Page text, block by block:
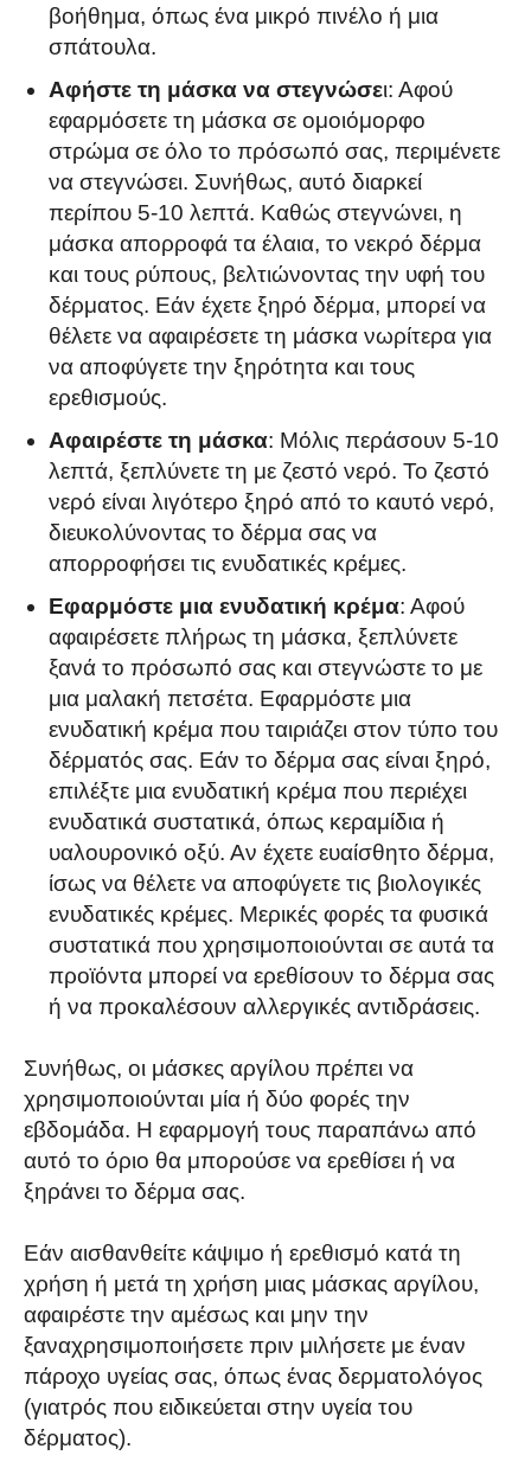
βοήθημα, όπως ένα μικρό πινέλο ή μια
σπάτουλα.
Αφήστε τη μάσκα να στεγνώσει: Αφού
εφαρμόσετε τη μάσκα σε ομοιόμορφο
στρώμα σε όλο το πρόσωπό σας, περιμένετε
να στεγνώσει. Συνήθως, αυτό διαρκεί
περίπου 5-10 λεπτά. Καθώς στεγνώνει, η
μάσκα απορροφά τα έλαια, το νεκρό δέρμα
και τους ρύπους, βελτιώνοντας την υφή του
δέρματος. Εάν έχετε ξηρό δέρμα, μπορεί να
θέλετε να αφαιρέσετε τη μάσκα νωρίτερα για
να αποφύγετε την ξηρότητα και τους
ερεθισμούς.
Αφαιρέστε τη μάσκα: Μόλις περάσουν 5-10
λεπτά, ξεπλύνετε τη με ζεστό νερό. Το ζεστό
νερό είναι λιγότερο ξηρό από το καυτό νερό,
διευκολύνοντας το δέρμα σας να
απορροφήσει τις ενυδατικές κρέμες.
Εφαρμόστε μια ενυδατική κρέμα: Αφού
αφαιρέσετε πλήρως τη μάσκα, ξεπλύνετε
ξανά το πρόσωπό σας και στεγνώστε το με
μια μαλακή πετσέτα. Εφαρμόστε μια
ενυδατική κρέμα που ταιριάζει στον τύπο του
δέρματός σας. Εάν το δέρμα σας είναι ξηρό,
επιλέξτε μια ενυδατική κρέμα που περιέχει
ενυδατικά συστατικά, όπως κεραμίδια ή
υαλουρονικό οξύ. Αν έχετε ευαίσθητο δέρμα,
ίσως να θέλετε να αποφύγετε τις βιολογικές
ενυδατικές κρέμες. Μερικές φορές τα φυσικά
συστατικά που χρησιμοποιούνται σε αυτά τα
προϊόντα μπορεί να ερεθίσουν το δέρμα σας
ή να προκαλέσουν αλλεργικές αντιδράσεις.
Συνήθως, οι μάσκες αργίλου πρέπει να
χρησιμοποιούνται μία ή δύο φορές την
εβδομάδα. Η εφαρμογή τους παραπάνω από
αυτό το όριο θα μπορούσε να ερεθίσει ή να
ξηράνει το δέρμα σας.
Εάν αισθανθείτε κάψιμο ή ερεθισμό κατά τη
χρήση ή μετά τη χρήση μιας μάσκας αργίλου,
αφαιρέστε την αμέσως και μην την
ξαναχρησιμοποιήσετε πριν μιλήσετε με έναν
πάροχο υγείας σας, όπως ένας δερματολόγος
(γιατρός που ειδικεύεται στην υγεία του
δέρματος).